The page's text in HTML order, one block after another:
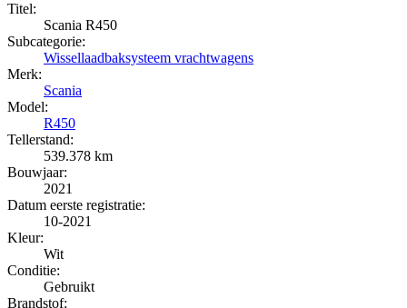
Titel:
Scania R450
Subcategorie:
Wissellaadbaksysteem vrachtwagens
Merk:
Scania
Model:
R450
Tellerstand:
539.378 km
Bouwjaar:
2021
Datum eerste registratie:
10-2021
Kleur:
Wit
Conditie:
Gebruikt
Brandstof: